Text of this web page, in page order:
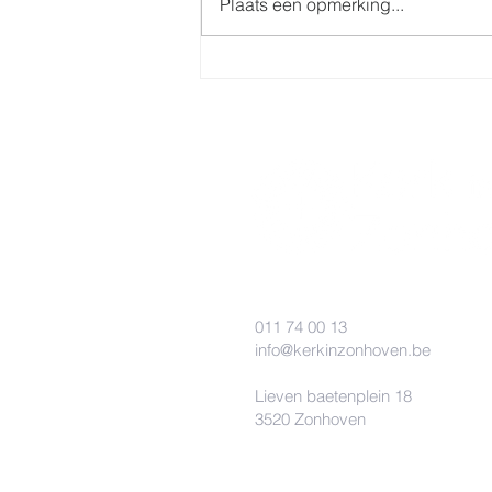
Plaats een opmerking...
011 74 00 13
info@kerkinzonhoven.be
Lieven baetenplein 18
3520 Zonhoven